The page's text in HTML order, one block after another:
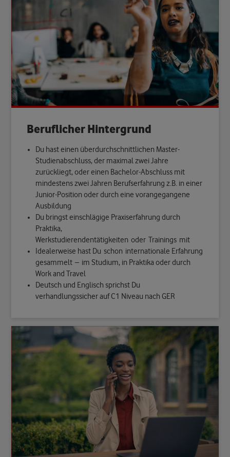
Beruflicher Hintergrund
Du hast einen überdurchschnittlichen Master-
Studienabschluss, der maximal zwei Jahre
zurückliegt, oder einen Bachelor-Abschluss mit
mindestens zwei Jahren Berufserfahrung z.B. in einer
Junior-Position oder durch eine vorangegangene
Ausbildung
Du bringst einschlägige Praxiserfahrung durch
Praktika,
Werkstudierendentätigkeiten oder Trainings mit
Idealerweise hast Du schon internationale Erfahrung
gesammelt – im Studium, in Praktika oder durch
Work and Travel
Deutsch und Englisch sprichst Du
verhandlungssicher auf C1 Niveau nach GER